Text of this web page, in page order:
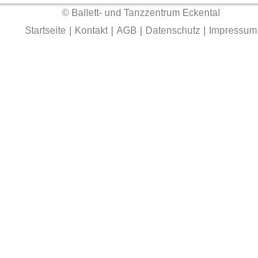
© Ballett- und Tanzzentrum Eckental
Startseite
Kontakt AGB Datenschutz Impressum